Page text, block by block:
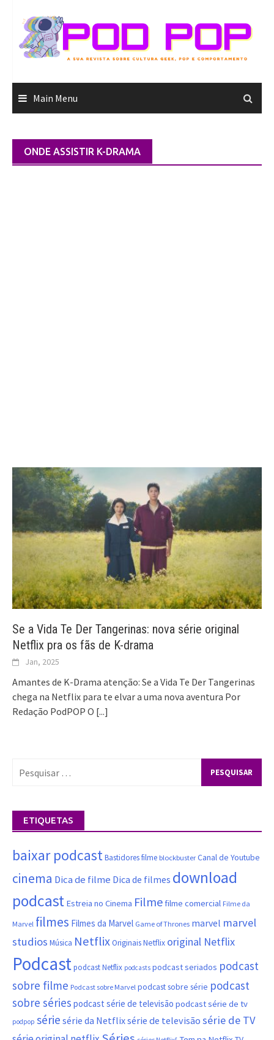
content
Main Menu
ONDE ASSISTIR K-DRAMA
Se a Vida Te Der Tangerinas: nova série original
Netflix pra os fãs de K-drama
Jan, 2025
Amantes de K-Drama atenção: Se a Vida Te Der Tangerinas
chega na Netflix para te elvar a uma nova aventura Por
Redação PodPOP O [...]
ETIQUETAS
baixar podcastBastidores filme blockbuster Canal de Youtube
cinema Dica de filme Dica de filmes download
podcast Estreia no Cinema Filmefilme comercial Filme da
Marvel filmes Filmes da Marvel Game of Thrones marvel marvel
studios Música NetflixOriginais Netflix original Netflix
Podcastpodcast Netflix podcasts podcast seriados podcast
sobre filme Podcast sobre Marvel podcast sobre série podcast
sobre séries podcast série de televisão podcast série de tv
podpop série série da Netflixsérie de televisão série de TV